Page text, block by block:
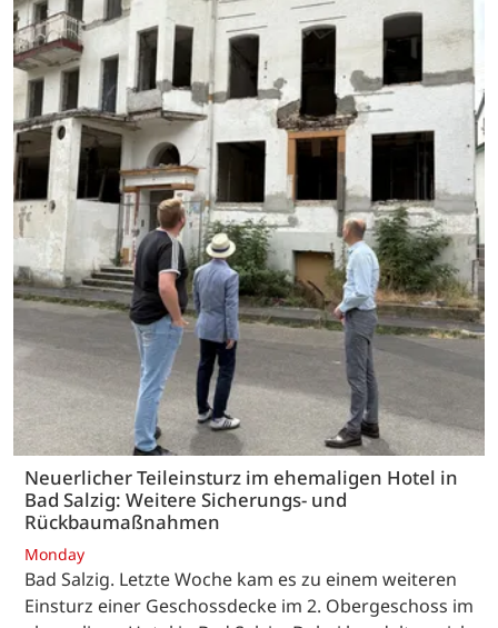
Neuerlicher Teileinsturz im ehemaligen Hotel in
Bad Salzig: Weitere Sicherungs- und
Rückbaumaßnahmen
Monday
Bad Salzig. Letzte Woche kam es zu einem weiteren
Einsturz einer Geschossdecke im 2. Obergeschoss im